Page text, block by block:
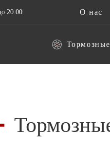
20:00 О нас